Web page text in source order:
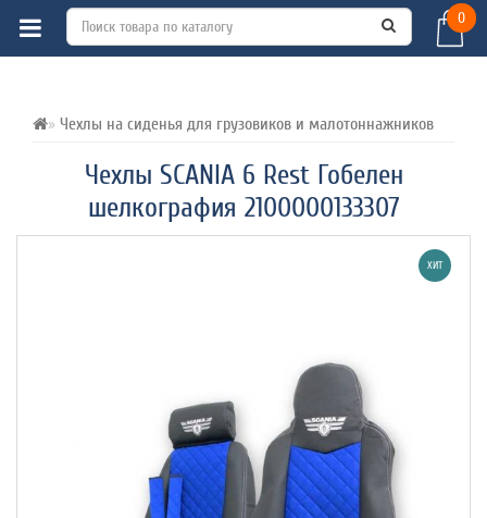
0
Чехлы на сиденья для грузовиков и малотоннажников
Чехлы SCANIA 6 Rest Гобелен
шелкография 2100000133307
ВСЕ О ТОВАРЕ ХАРАКТЕРИСТИКИ
ХИТ